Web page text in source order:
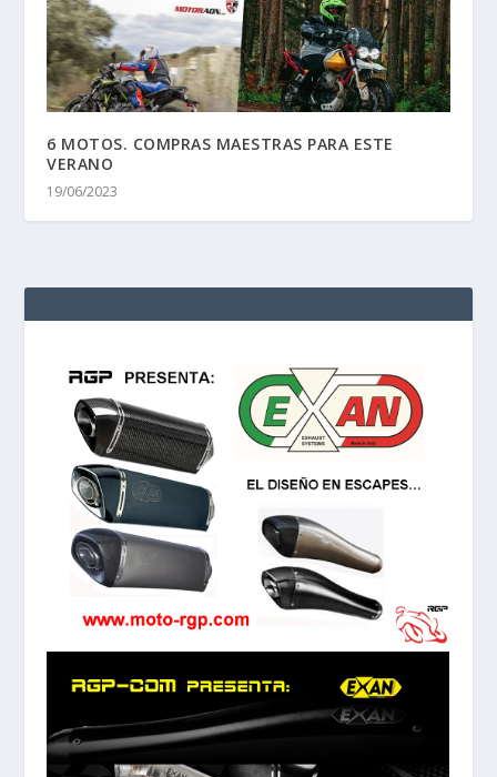
6 MOTOS. COMPRAS MAESTRAS PARA ESTE
VERANO
19/06/2023